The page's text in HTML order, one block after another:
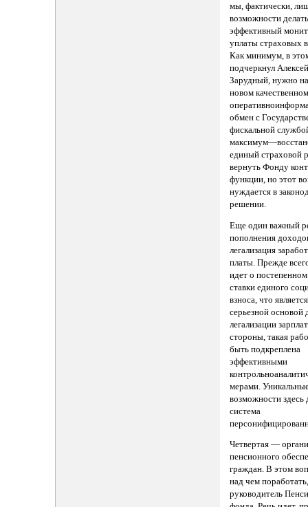
мы, фактически,
возможности
эффективный
уплаты страховых
Как минимум, в
подчеркнул
Зарудный, нужно
новом
обмен с
фискальной
единый страховой
вернуть Фонду
функции, но этот
нуждается в
решении.
Еще один важный
пополнения
легализация
платы. Прежде
идет о
ставки единого
взноса, что является
серьезной основой
легализации
стороны, такая
быть подкреплена
эффективными
мерами.
возможности здесь
система
Четвертая —
пенсионного
граждан. В этом
над чем
руководитель